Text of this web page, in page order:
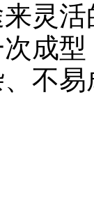
灵
成
不